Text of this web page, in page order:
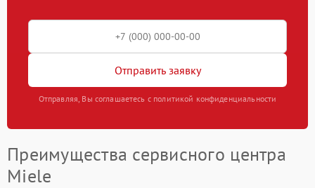
Отправить заявку
Отправляя, Вы соглашаетесь с политикой конфиденциальности
Преимущества сервисного центра
Miele